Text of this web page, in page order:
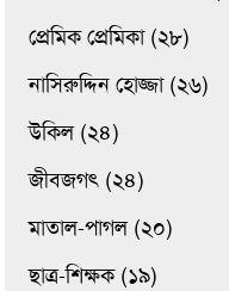
প্রেমিক প্রেমিকা (২৮)
নাসিরুদ্দিন হোজ্জা (২৬)
উকিল (২৪)
জীবজগৎ (২৪)
মাতাল-পাগল (২০)
ছাত্র-শিক্ষক (১৯)